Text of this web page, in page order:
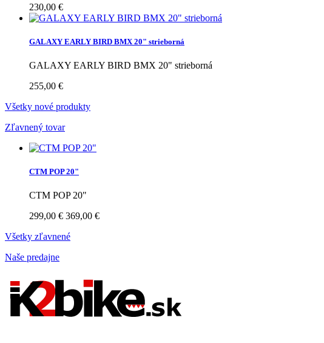
230,00 €
GALAXY EARLY BIRD BMX 20" strieborná
GALAXY EARLY BIRD BMX 20" strieborná
255,00 €
Všetky nové produkty
Zľavnený tovar
CTM POP 20"
CTM POP 20"
299,00 € 369,00 €
Všetky zľavnené
Naše predajne